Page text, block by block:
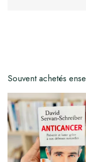
Souvent achetés